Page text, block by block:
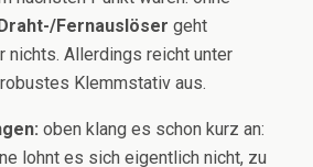
Fernauslöser geht
nichts. Allerdings reicht unter
Klemmstativ aus.
oben klang es schon kurz an:
lohnt es sich eigentlich nicht, zu